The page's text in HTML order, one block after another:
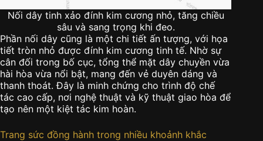
Nối dây tinh xảo đính kim cương nhỏ, tăng chiều
sâu và sang trọng khi đeo.
Phần nối dây cũng là một chi tiết ấn tượng, với họa
tiết tròn nhỏ được đính kim cương tinh tế. Nhờ sự
cân đối trong bố cục, tổng thể mặt dây chuyền vừa
hài hòa vừa nổi bật, mang đến vẻ duyên dáng và
thanh thoát. Đây là minh chứng cho trình độ chế
tác cao cấp, nơi nghệ thuật và kỹ thuật giao hòa để
tạo nên một kiệt tác kim hoàn.
Trang sức đồng hành trong nhiều khoảnh khắc